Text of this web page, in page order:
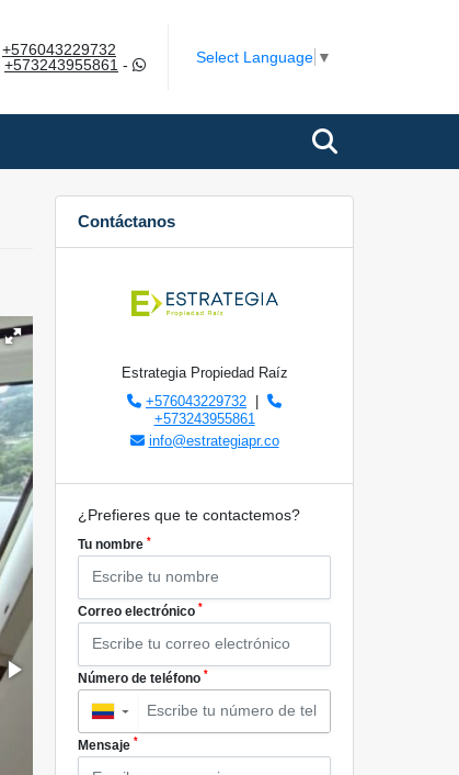
+576043229732
+573243955861 - Select Language ▼
Contáctanos
Estrategia Propiedad Raíz
+576043229732
+573243955861
info@estrategiapr.co
¿Prefieres que te contactemos?
Tu nombre *
Correo electrónico *
Número de teléfono *
▼
Mensaje *